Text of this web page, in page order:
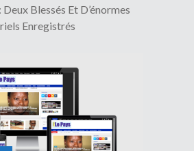
Blessés Et D’énormes
Enregistrés